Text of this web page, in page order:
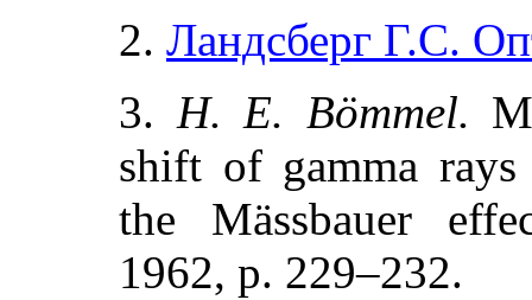
2. Ландсберг Г.С.
3. H. E. Bömmel.
shift of gamma rays
the Mässbauer
1962, p. 229–232.